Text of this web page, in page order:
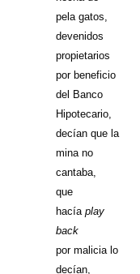
pela gatos,
devenidos
propietarios
por beneficio
del Banco
Hipotecario,
decían que la
mina no
cantaba,
que
hacía play
back
por malicia lo
decían,